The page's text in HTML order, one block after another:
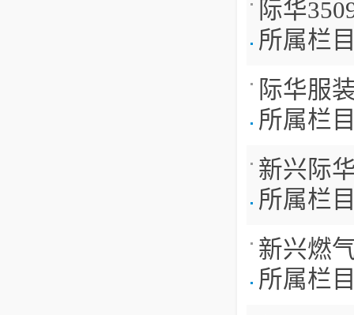
际华
所属栏
际华服
所属栏
新兴际
所属栏
新兴燃
所属栏